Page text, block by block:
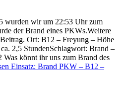
wurden wir um 22:53 Uhr zum
der Brand eines PKWs.Weitere
Ort: B12 – Freyung – Höhe
2,5 StundenSchlagwort: Brand –
könnt ihr uns zum Brand des
Einsatz: Brand PKW – B12 –